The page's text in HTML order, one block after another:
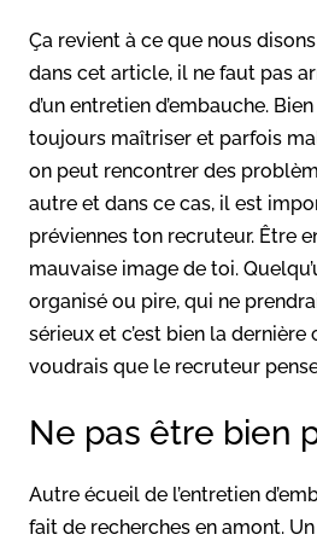
Ça revient à ce que nous
dans cet article, il ne faut pas
d’un entretien d’embauche. Bien
toujours maîtriser et parfois
on peut rencontrer des
autre et dans ce cas, il est
préviennes ton recruteur. Être
mauvaise image de toi.
organisé ou pire, qui ne
sérieux et c’est bien la dernière
voudrais que le recruteur
Ne pas être bien
Autre écueil de l’entretien
fait de recherches en amont.